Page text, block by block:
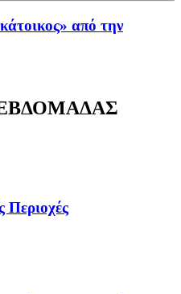
από την
Περιοχές